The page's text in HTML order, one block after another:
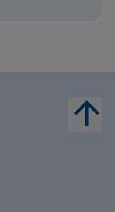
arrow_upward